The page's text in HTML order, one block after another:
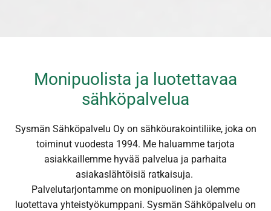
Monipuolista ja luotettavaa
sähköpalvelua
Sysmän Sähköpalvelu Oy on sähköurakointiliike, joka on
toiminut vuodesta 1994. Me haluamme tarjota
asiakkaillemme hyvää palvelua ja parhaita
asiakaslähtöisiä ratkaisuja.
Palvelutarjontamme on monipuolinen ja olemme
luotettava yhteistyökumppani. Sysmän Sähköpalvelu on